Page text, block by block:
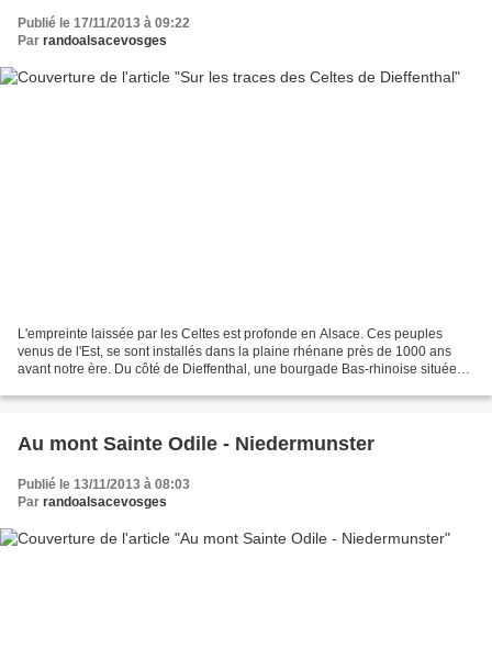
Publié le 17/11/2013 à 09:22
Par randoalsacevosges
L'empreinte laissée par les Celtes est profonde en Alsace. Ces peuples
venus de l'Est, se sont installés dans la plaine rhénane près de 1000 ans
avant notre ère. Du côté de Dieffenthal, une bourgade Bas-rhinoise située
Au mont Sainte Odile - Niedermunster
Publié le 13/11/2013 à 08:03
Par randoalsacevosges